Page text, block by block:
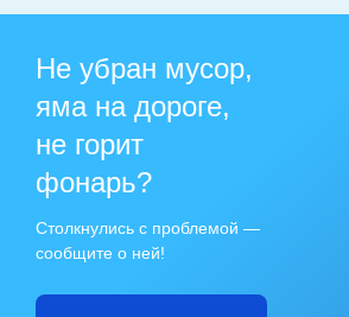
Не убран мусор,
яма на дороге,
не горит
фонарь?
Столкнулись с проблемой —
сообщите о ней!